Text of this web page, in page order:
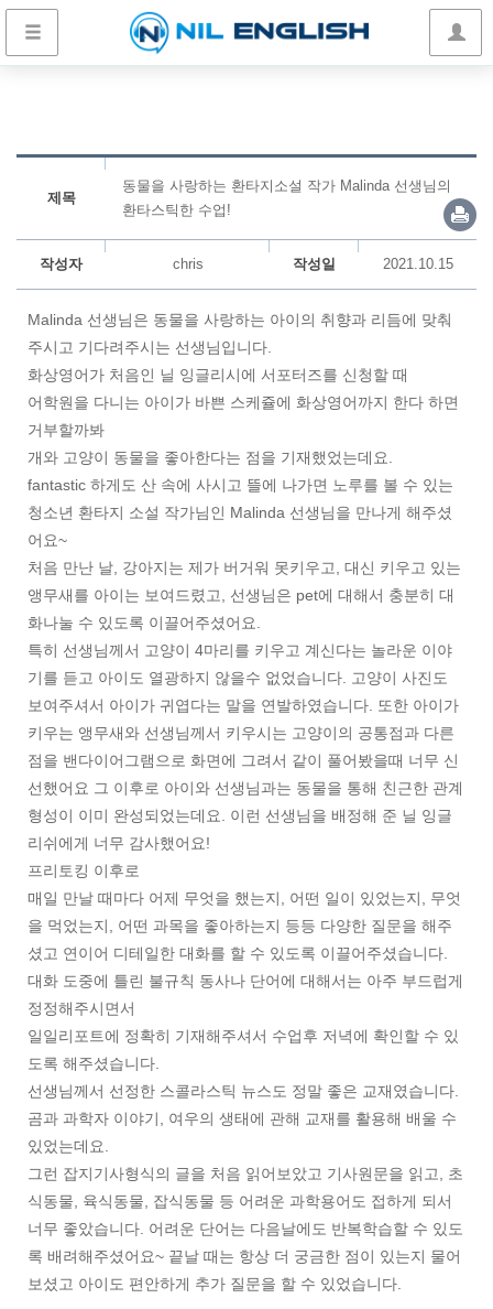
제목
동물을 사랑하는 환타지소설 작가 Malinda 선생님의
환타스틱한 수업!
작성자 chris 작성일 2021.10.15
Malinda 선생님은 동물을 사랑하는 아이의 취향과 리듬에 맞춰
주시고 기다려주시는 선생님입니다.
화상영어가 처음인 닐 잉글리시에 서포터즈를 신청할 때
어학원을 다니는 아이가 바쁜 스케쥴에 화상영어까지 한다 하면
거부할까봐
개와 고양이 동물을 좋아한다는 점을 기재했었는데요.
fantastic 하게도 산 속에 사시고 뜰에 나가면 노루를 볼 수 있는
청소년 환타지 소설 작가님인 Malinda 선생님을 만나게 해주셨
어요~
처음 만난 날, 강아지는 제가 버거워 못키우고, 대신 키우고 있는
앵무새를 아이는 보여드렸고, 선생님은 pet에 대해서 충분히 대
화나눌 수 있도록 이끌어주셨어요.
특히 선생님께서 고양이 4마리를 키우고 계신다는 놀라운 이야
기를 듣고 아이도 열광하지 않을수 없었습니다. 고양이 사진도
보여주셔서 아이가 귀엽다는 말을 연발하였습니다. 또한 아이가
키우는 앵무새와 선생님께서 키우시는 고양이의 공통점과 다른
점을 밴다이어그램으로 화면에 그려서 같이 풀어봤을때 너무 신
선했어요 그 이후로 아이와 선생님과는 동물을 통해 친근한 관계
형성이 이미 완성되었는데요. 이런 선생님을 배정해 준 닐 잉글
리쉬에게 너무 감사했어요!
프리토킹 이후로
매일 만날 때마다 어제 무엇을 했는지, 어떤 일이 있었는지, 무엇
을 먹었는지, 어떤 과목을 좋아하는지 등등 다양한 질문을 해주
셨고 연이어 디테일한 대화를 할 수 있도록 이끌어주셨습니다.
대화 도중에 틀린 불규칙 동사나 단어에 대해서는 아주 부드럽게
정정해주시면서
일일리포트에 정확히 기재해주셔서 수업후 저녁에 확인할 수 있
도록 해주셨습니다.
선생님께서 선정한 스콜라스틱 뉴스도 정말 좋은 교재였습니다.
곰과 과학자 이야기, 여우의 생태에 관해 교재를 활용해 배울 수
있었는데요.
그런 잡지기사형식의 글을 처음 읽어보았고 기사원문을 읽고, 초
식동물, 육식동물, 잡식동물 등 어려운 과학용어도 접하게 되서
너무 좋았습니다. 어려운 단어는 다음날에도 반복학습할 수 있도
록 배려해주셨어요~ 끝날 때는 항상 더 궁금한 점이 있는지 물어
보셨고 아이도 편안하게 추가 질문을 할 수 있었습니다.